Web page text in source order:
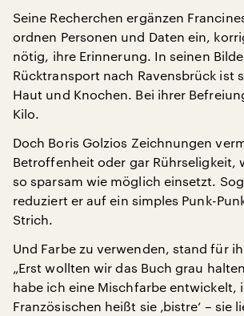
Seine Recherchen ergänzen
ordnen Personen und Daten ein,
nötig, ihre Erinnerung. In seinen
Rücktransport nach Ravensbrück ist
Haut und Knochen. Bei ihrer
Kilo.
Doch Boris Golzios Zeichnungen
Betroffenheit oder gar Rührseligkeit,
so sparsam wie möglich einsetzt.
reduziert er auf ein simples Punk-
Strich.
Und Farbe zu verwenden, stand für
„Erst wollten wir das Buch grau
habe ich eine Mischfarbe entwickelt,
Französischen heißt sie ‚bistre‘ – sie